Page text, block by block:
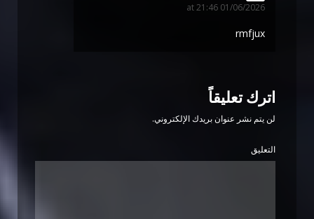
01/06/2026 at 21:46
rmfjux
اترك تعليقاً
لن يتم نشر عنوان بريدك الإلكتروني.
التعليق